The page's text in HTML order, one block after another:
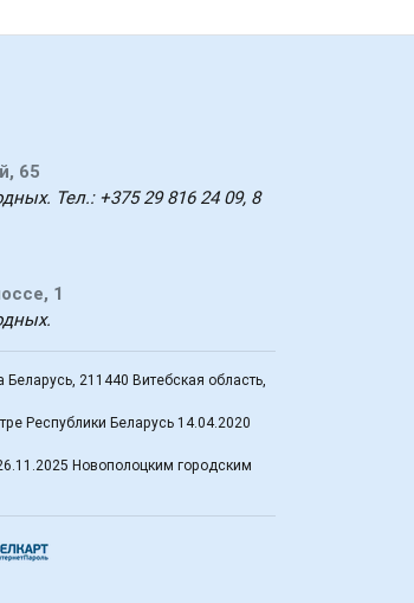
65
Тел.: +375 29 816 24 09, 8
1
211440 Витебская область,
Республики Беларусь 14.04.2020
Новополоцким городским